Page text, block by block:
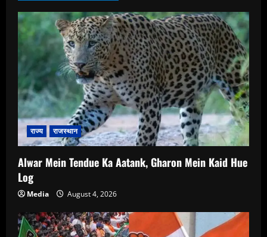
राज्य राजस्थान
Alwar Mein Tendue Ka Aatank, Gharon Mein Kaid Hue
Log
Media August 4, 2026